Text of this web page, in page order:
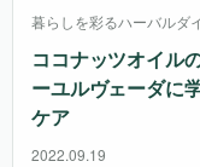
暮らしを彩るハーバルダ
ココナッツオイル
ーユルヴェーダに
ケア
2022.09.19